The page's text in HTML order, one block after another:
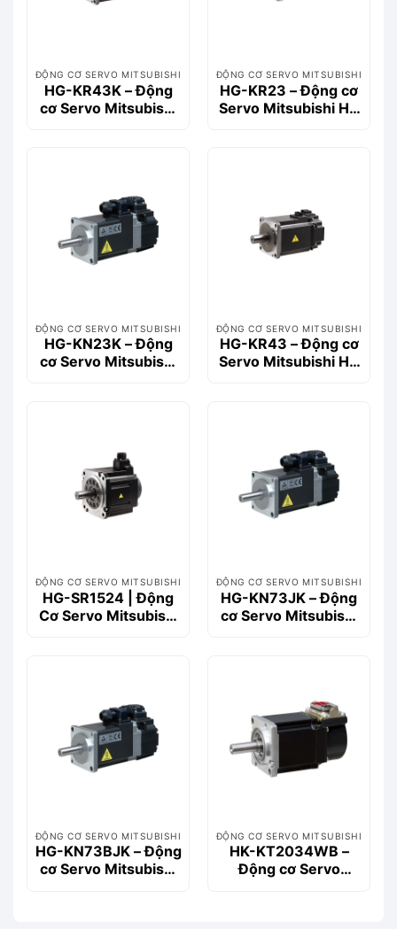
ĐỘNG CƠ SERVO MITSUBISHI
HG-KR43K – Động
cơ Servo Mitsubishi
ĐỘNG CƠ SERVO MITSUBISHI
HG-KR23 – Động cơ
Servo Mitsubishi HG
ĐỘNG CƠ SERVO MITSUBISHI
HG-KN23K – Động
cơ Servo Mitsubishi
ĐỘNG CƠ SERVO MITSUBISHI
HG-KR43 – Động cơ
Servo Mitsubishi HG
ĐỘNG CƠ SERVO MITSUBISHI
HG-SR1524 | Động
Cơ Servo Mitsubishi
ĐỘNG CƠ SERVO MITSUBISHI
HG-KN73JK – Động
cơ Servo Mitsubishi
ĐỘNG CƠ SERVO MITSUBISHI
HG-KN73BJK – Động
cơ Servo Mitsubishi
ĐỘNG CƠ SERVO MITSUBISHI
HK-KT2034WB –
Động cơ Servo